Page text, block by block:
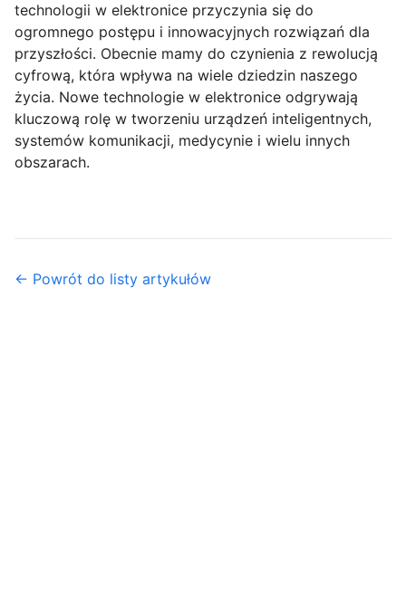
technologii w elektronice przyczynia się do
ogromnego postępu i innowacyjnych rozwiązań dla
przyszłości. Obecnie mamy do czynienia z rewolucją
cyfrową, która wpływa na wiele dziedzin naszego
życia. Nowe technologie w elektronice odgrywają
kluczową rolę w tworzeniu urządzeń inteligentnych,
systemów komunikacji, medycynie i wielu innych
obszarach.
← Powrót do listy artykułów